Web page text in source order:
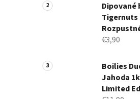
Dipované
Tigernuts
€3,90
Boilies
Jahoda
Limited